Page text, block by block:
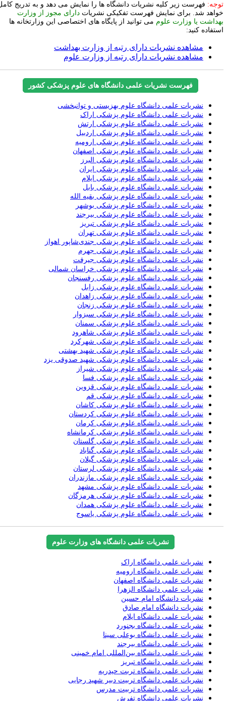
فهرست زیر کلیه نشریات دانشگاه ها را نمایش می دهد و به تدریج کامل
شد. برای نمایش فهرست تفکیکی نشریاتدارای مجوز از وزارت
یا وزارت علوممی توانید از پایگاه های اختصاصی این وزارتخانه ها
کنید:
مشاهده نشریات دارای رتبه از وزارت بهداشت
مشاهده نشریات دارای رتبه از وزارت علوم
فهرست نشریات علمی دانشگاه های علوم پزشکی کشور
نشریات علمی دانشگاه علوم بهزیستی و توانبخشی
نشریات علمی دانشگاه علوم پزشکی اراک
نشریات علمی دانشگاه علوم پزشکی ارتش
نشریات علمی دانشگاه علوم پزشکی اردبیل
نشریات علمی دانشگاه علوم پزشکی ارومیه
نشریات علمی دانشگاه علوم پزشکی اصفهان
نشریات علمی دانشگاه علوم پزشکی البرز
نشریات علمی دانشگاه علوم پزشکی ایران
نشریات علمی دانشگاه علوم پزشکی ایلام
نشریات علمی دانشگاه علوم پزشکی بابل
نشریات علمی دانشگاه علوم پزشکی بقیه الله
نشریات علمی دانشگاه علوم پزشکی بوشهر
نشریات علمی دانشگاه علوم پزشکی بیرجند
نشریات علمی دانشگاه علوم پزشکی تبریز
نشریات علمی دانشگاه علوم پزشکی تهران
نشریات علمی دانشگاه علوم پزشکی جندی‌شاپور اهواز
نشریات علمی دانشگاه علوم پزشکی جهرم
نشریات علمی دانشگاه علوم پزشکی جیرفت
نشریات علمی دانشگاه علوم پزشکی خراسان شمالی
نشریات علمی دانشگاه علوم پزشکی رفسنجان
نشریات علمی دانشگاه علوم پزشکی زابل
نشریات علمی دانشگاه علوم پزشکی زاهدان
نشریات علمی دانشگاه علوم پزشکی زنجان
نشریات علمی دانشگاه علوم پزشکی سبزوار
نشریات علمی دانشگاه علوم پزشکی سمنان
نشریات علمی دانشگاه علوم پزشکی شاهرود
نشریات علمی دانشگاه علوم پزشکی شهرکرد
نشریات علمی دانشگاه علوم پزشکی شهید بهشتی
نشریات علمی دانشگاه علوم پزشکی شهید صدوقی یزد
نشریات علمی دانشگاه علوم پزشکی شیراز
نشریات علمی دانشگاه علوم پزشکی فسا
نشریات علمی دانشگاه علوم پزشکی قزوین
نشریات علمی دانشگاه علوم پزشکی قم
نشریات علمی دانشگاه علوم پزشکی کاشان
نشریات علمی دانشگاه علوم پزشکی کردستان
نشریات علمی دانشگاه علوم پزشکی کرمان
نشریات علمی دانشگاه علوم پزشکی کرمانشاه
نشریات علمی دانشگاه علوم پزشکی گلستان
نشریات علمی دانشگاه علوم پزشکی گناباد
نشریات علمی دانشگاه علوم پزشکی گیلان
نشریات علمی دانشگاه علوم پزشکی لرستان
نشریات علمی دانشگاه علوم پزشکی مازندران
نشریات علمی دانشگاه علوم پزشکی مشهد
نشریات علمی دانشگاه علوم پزشکی هرمزگان
نشریات علمی دانشگاه علوم پزشکی همدان
نشریات علمی دانشگاه علوم پزشکی یاسوج
نشریات علمی دانشگاه های وزارت علوم
نشریات علمی دانشگاه اراک
نشریات علمی دانشگاه ارومیه
نشریات علمی دانشگاه اصفهان
نشریات علمی دانشگاه الزهرا
نشریات دانشگاه امام حسین
نشریات دانشگاه امام صادق
نشریات علمی دانشگاه ایلام
نشریات علمی دانشگاه بجنورد
نشریات علمی دانشگاه بوعلی سینا
نشریات علمی دانشگاه بیرجند
نشریات علمی دانشگاه بین‌المللی امام خمینی
نشریات علمی دانشگاه تبریز
نشریات علمی دانشگاه تربت حیدریه
نشریات علمی دانشگاه تربیت دبیر شهید رجایی
نشریات علمی دانشگاه تربیت مدرس
نشریات علمی دانشگاه تفرش